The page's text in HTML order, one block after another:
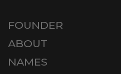
FOUNDER
ABOUT
NAMES